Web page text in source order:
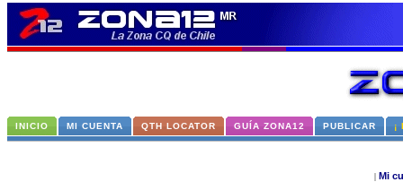
INICIO MI CUENTA QTH LOCATOR GUÍA ZONA12 PUBLICAR ¡
| Mi